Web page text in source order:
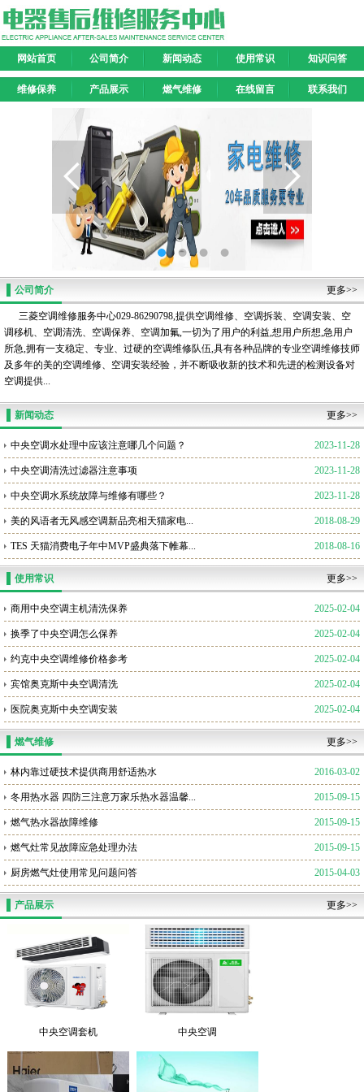
网站首页 公司简介 新闻动态 使用常识 知识问答
维修保养 产品展示 燃气维修 在线留言 联系我们
公司简介 更多>>
三菱空调维修服务中心029-86290798,提供空调维修、空调拆装、空调安装、空
调移机、空调清洗、空调保养、空调加氟,一切为了用户的利益,想用户所想,急用户
所急,拥有一支稳定、专业、过硬的空调维修队伍,具有各种品牌的专业空调维修技师
及多年的美的空调维修、空调安装经验，并不断吸收新的技术和先进的检测设备对
空调提供...
新闻动态 更多>>
2023-11-28
中央空调水处理中应该注意哪几个问题？
2023-11-28
中央空调清洗过滤器注意事项
2023-11-28
中央空调水系统故障与维修有哪些？
2018-08-29
美的风语者无风感空调新品亮相天猫家电...
2018-08-16
TES 天猫消费电子年中MVP盛典落下帷幕...
使用常识 更多>>
2025-02-04
商用中央空调主机清洗保养
2025-02-04
换季了中央空调怎么保养
2025-02-04
约克中央空调维修价格参考
2025-02-04
宾馆奥克斯中央空调清洗
2025-02-04
医院奥克斯中央空调安装
燃气维修 更多>>
2016-03-02
林内靠过硬技术提供商用舒适热水
2015-09-15
冬用热水器 四防三注意万家乐热水器温馨...
2015-09-15
燃气热水器故障维修
2015-09-15
燃气灶常见故障应急处理办法
2015-04-03
厨房燃气灶使用常见问题问答
产品展示 更多>>
中央空调套机 中央空调